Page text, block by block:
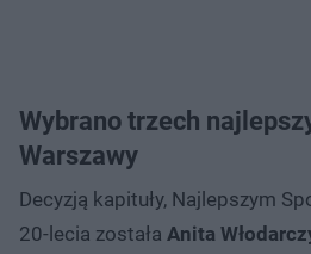
Wybrano trzech
Warszawy
Decyzją kapituły, Najlepszym
20-lecia została Anita